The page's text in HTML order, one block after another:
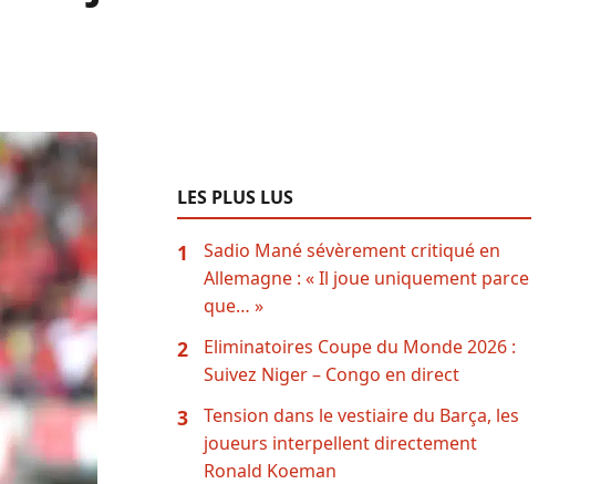
LES PLUS LUS
1
Sadio Mané sévèrement critiqué en
Allemagne : « Il joue uniquement parce
que… »
2
Eliminatoires Coupe du Monde 2026 :
Suivez Niger – Congo en direct
3
Tension dans le vestiaire du Barça, les
joueurs interpellent directement
Ronald Koeman